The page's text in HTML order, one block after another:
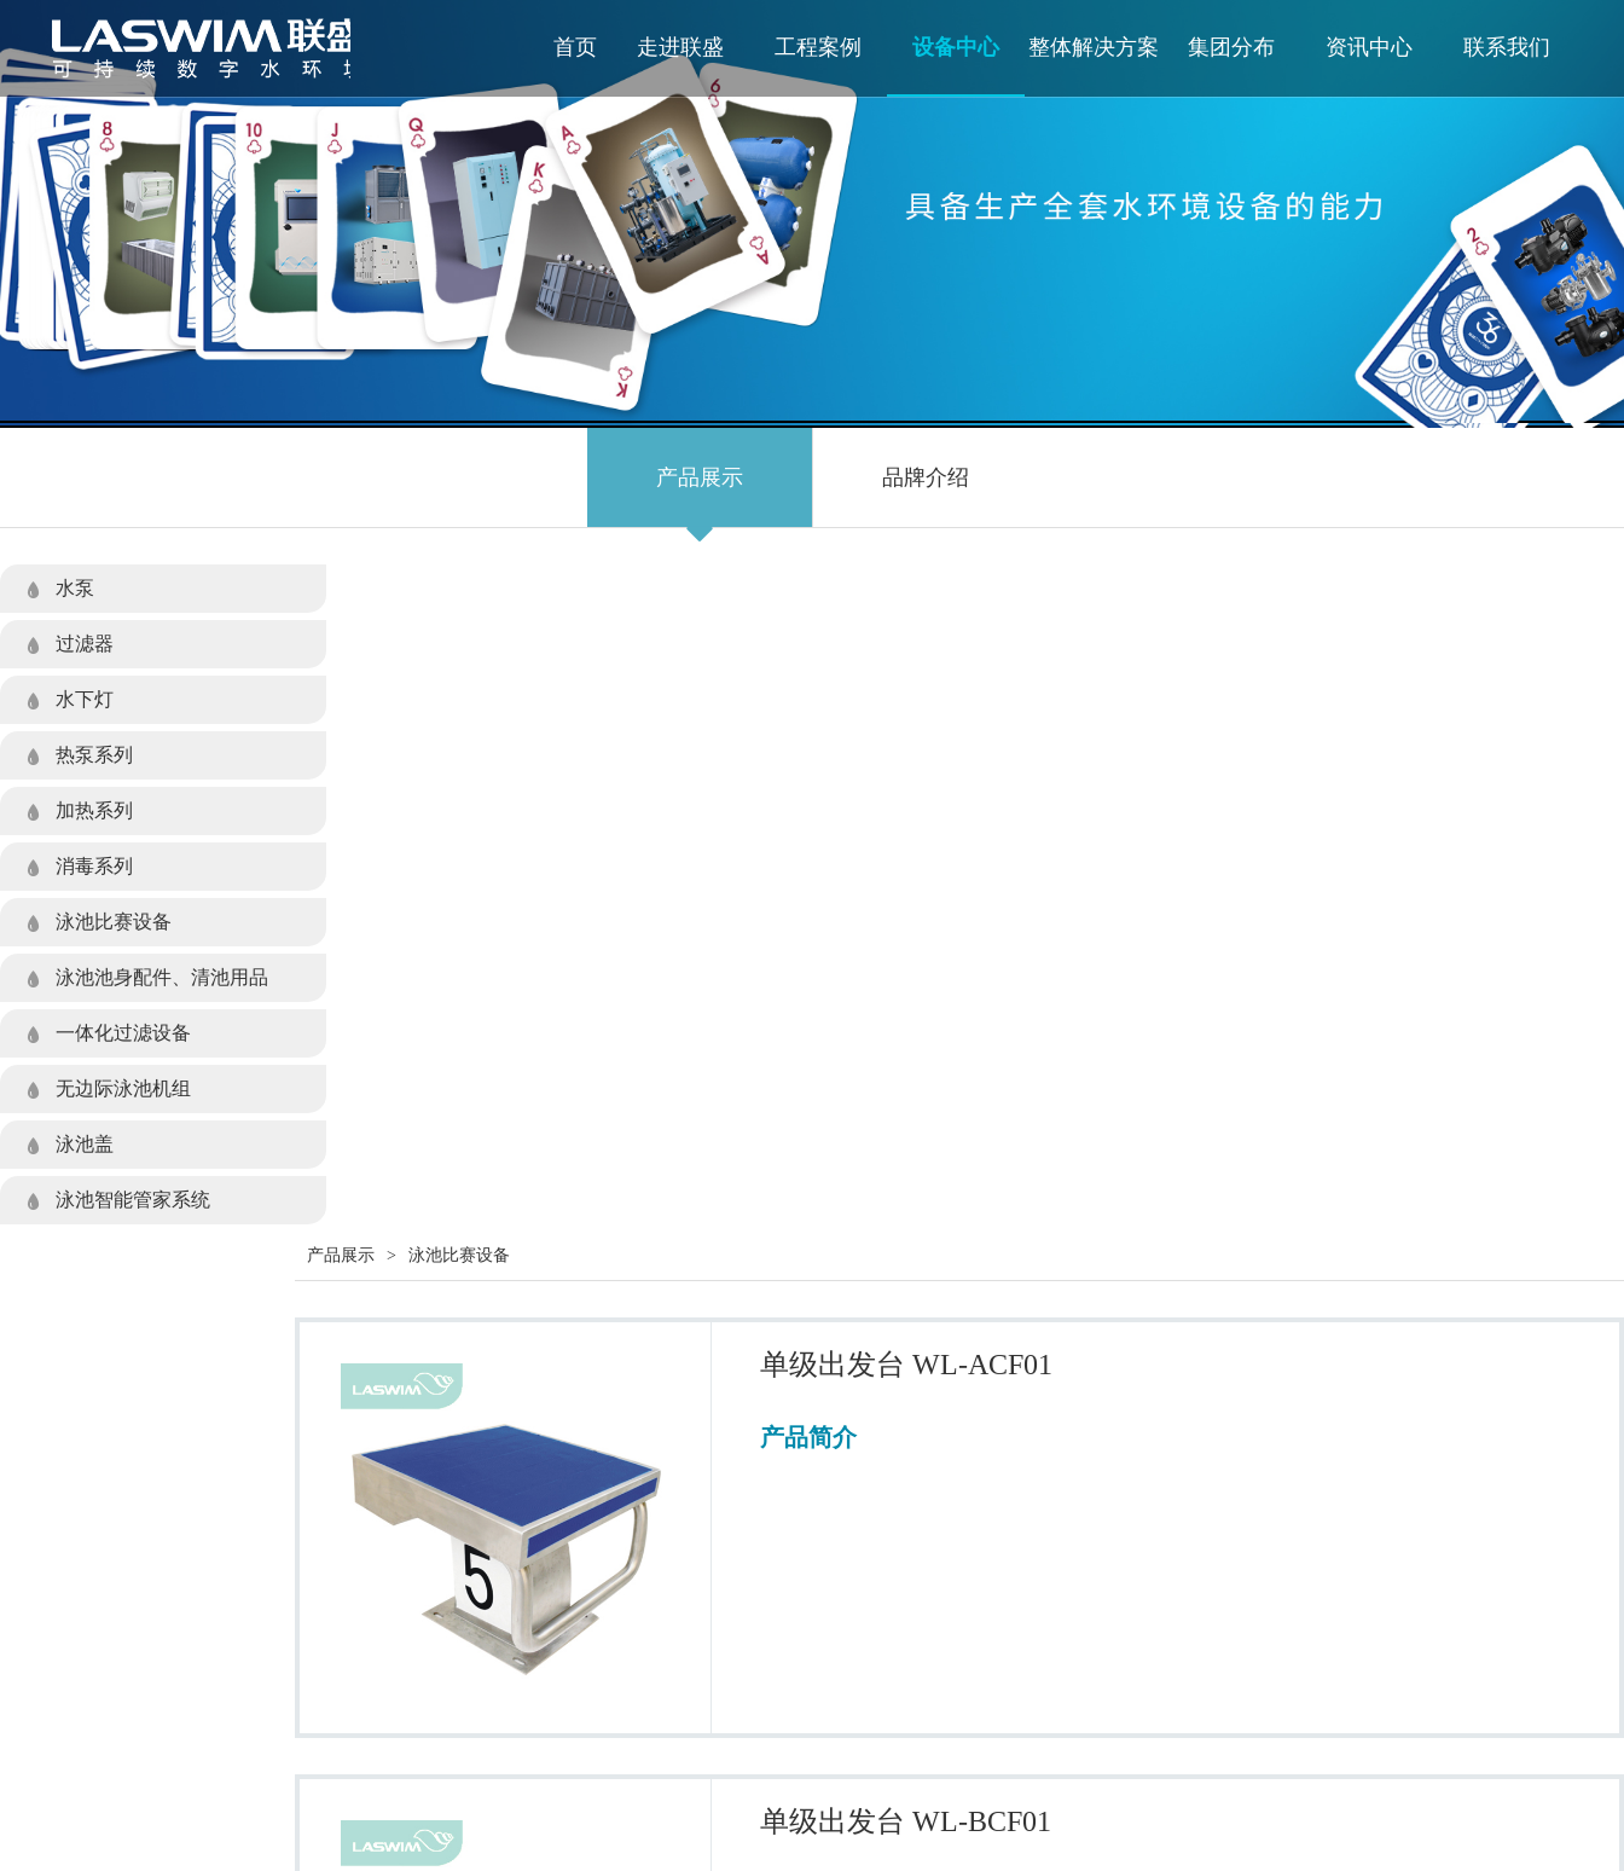
首页 走进联盛 工程案例 设备中心 整体解决方案 集团分布 资讯中心 联系我们
产品展示 品牌介绍
水泵
过滤器
- 玻璃纤维石英砂系列
- 硅藻土系列
- 过滤器阀门组件
水下灯
- 水下灯系列
- 水景灯系列
热泵系列
- 空气源热泵
- 多功能除湿热泵
加热系列
- 电加热设备
- 板式热交换器设备
消毒系列
泳池比赛设备
泳池池身配件、清池用品
- 池身配件系列
- 清池用品系列
一体化过滤设备
无边际泳池机组
泳池盖
泳池智能管家系统
产品展示 > 泳池比赛设备
单级出发台 WL-ACF01
产品简介
单级出发台 WL-BCF01